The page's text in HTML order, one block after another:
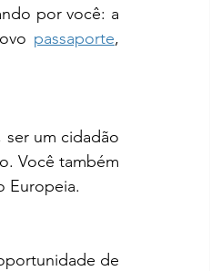
por você: a
passaporte,
ser um cidadão
Você também
Europeia.
de